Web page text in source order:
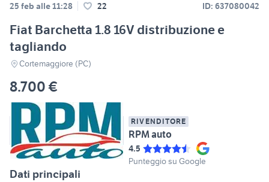
25 feb alle 11:28 22 ID: 637080042
Fiat Barchetta 1.8 16V distribuzione e
tagliando
Cortemaggiore (PC)
8.700 €
RIVENDITORE
RPM auto
4.5
Punteggio su Google
Dati principali